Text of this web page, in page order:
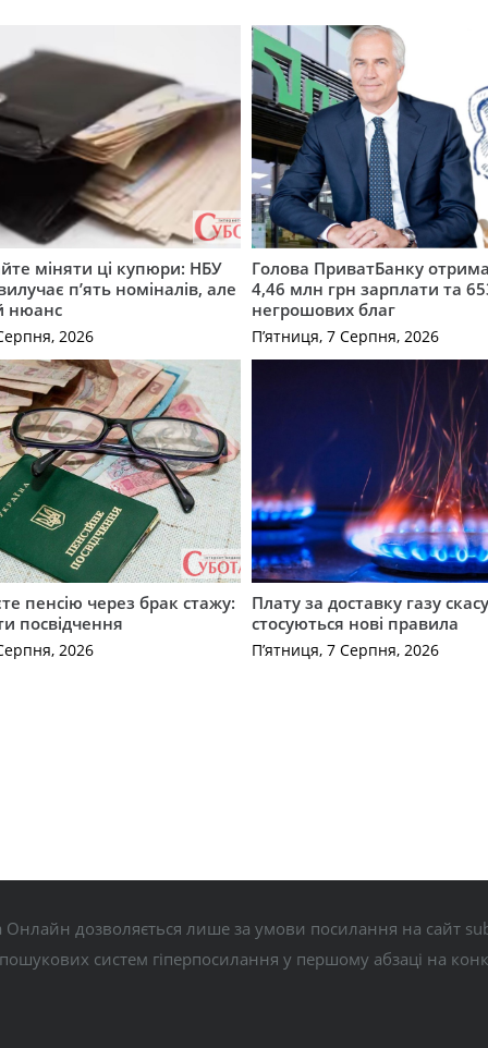
міняти ці купюри: НБУ
п’ять номіналів, але
нюанс
2026
Голова ПриватБанку
4,46 млн грн зарплати та
негрошових благ
П’ятниця, 7 Серпня, 2026
пенсію через брак стажу:
посвідчення
2026
Плату за доставку газу
стосуються нові правила
П’ятниця, 7 Серпня, 2026
Онлайн дозволяється лише за умови посилання на сайт
систем гіперпосилання у першому абзаці на